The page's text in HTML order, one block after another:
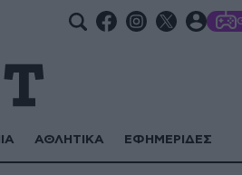
ΑΘΛΗΤΙΚΑ ΕΦΗΜΕΡΙΔΕΣ